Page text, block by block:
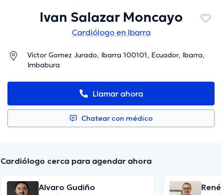
Ivan Salazar Moncayo
Cardiólogo en Ibarra
Víctor Gomez Jurado, Ibarra 100101, Ecuador, Ibarra,
Imbabura
Llamar ahora
Chatear con médico
Cardiólogo cerca para agendar ahora
Alvaro Gudiño